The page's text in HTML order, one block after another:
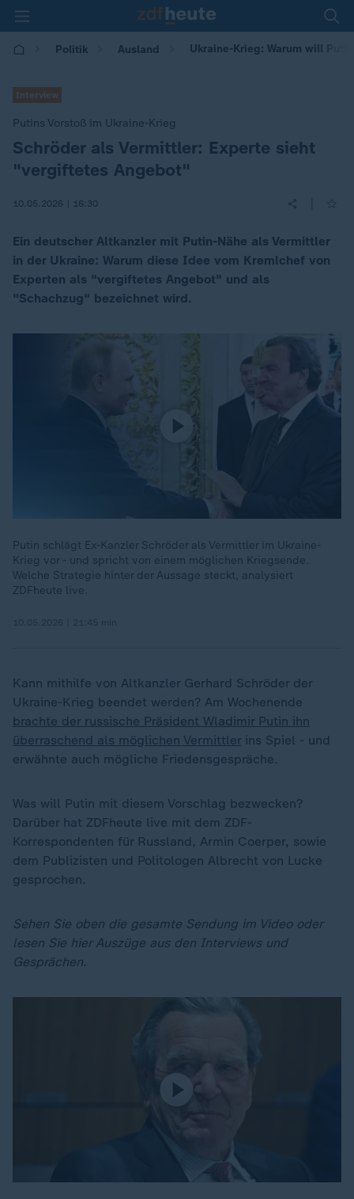
Politik Ausland Ukraine-Krieg: Warum will
Interview
Putins Vorstoß im Ukraine-Krieg
:
Schröder als Vermittler: Experte sieht
"vergiftetes Angebot"
10.05.2026 | 16:30
Ein deutscher Altkanzler mit Putin-Nähe als Vermittler
in der Ukraine: Warum diese Idee vom Kremlchef von
Experten als "vergiftetes Angebot" und als
"Schachzug" bezeichnet wird.
Putin schlägt Ex-Kanzler Schröder als Vermittler im Ukraine-
Krieg vor - und spricht von einem möglichen Kriegsende.
Welche Strategie hinter der Aussage steckt, analysiert
ZDFheute live.
Kann mithilfe von Altkanzler Gerhard Schröder der
Ukraine-Krieg beendet werden? Am Wochenende
brachte der russische Präsident Wladimir Putin ihn
überraschend als möglichen Vermittler ins Spiel - und
erwähnte auch mögliche Friedensgespräche.
Was will Putin mit diesem Vorschlag bezwecken?
Darüber hat ZDFheute live mit dem ZDF-
Korrespondenten für Russland, Armin Coerper, sowie
dem Publizisten und Politologen Albrecht von Lucke
gesprochen.
Sehen Sie oben die gesamte Sendung im Video oder
lesen Sie hier Auszüge aus den Interviews und
Gesprächen.